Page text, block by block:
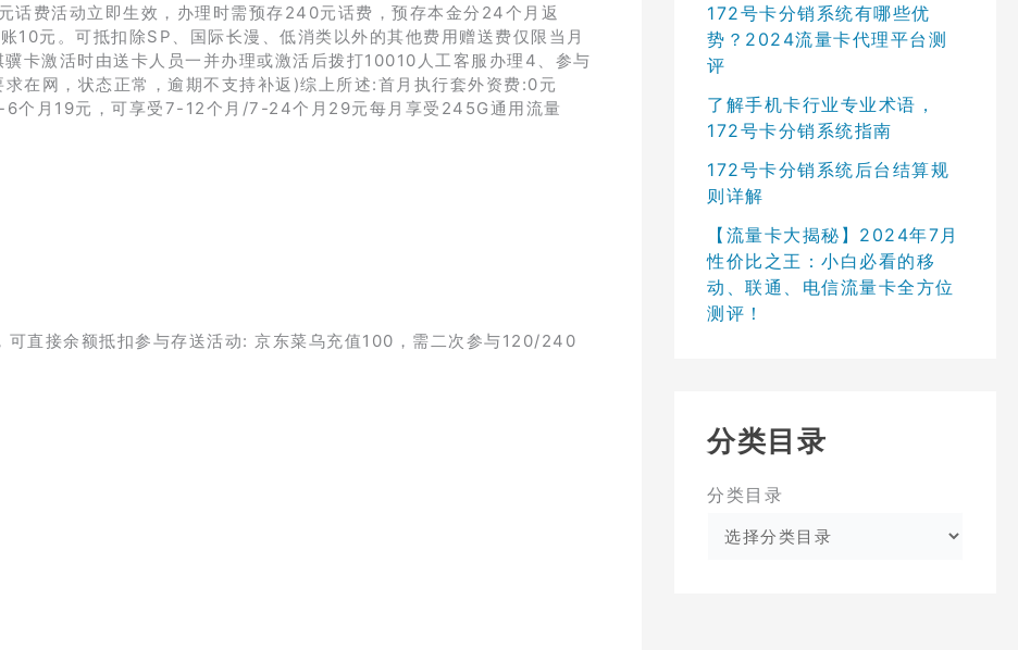
费活动立即生效，办理时需预存240元话费，预存本金分24个月返
10元。可抵扣除SP、国际长漫、低消类以外的其他费用赠送费仅限当月
卡激活时由送卡人员一并办理或激活后拨打10010人工客服办理4、参与
在网，状态正常，逾期不支持补返)综上所述:首月执行套外资费:0元
个月19元，可享受7-12个月/7-24个月29元每月享受245G通用流量
直接余额抵扣参与存送活动: 京东菜乌充值100，需二次参与120/240
172号卡分销系统有哪些优
势？2024流量卡代理平台测
评
了解手机卡行业专业术语，
172号卡分销系统指南
172号卡分销系统后台结算规
则详解
【流量卡大揭秘】2024年7月
性价比之王：小白必看的移
动、联通、电信流量卡全方位
测评！
分类目录
分类目录